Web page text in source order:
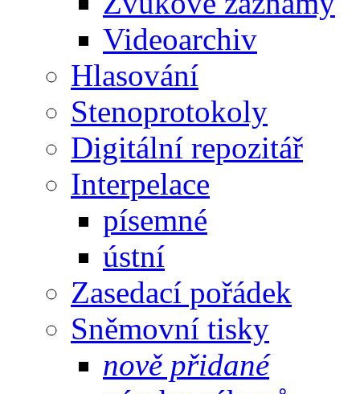
Videoarchiv
Hlasování
Stenoprotokoly
Digitální repozitář
Interpelace
písemné
ústní
Zasedací pořádek
Sněmovní tisky
nově přidané